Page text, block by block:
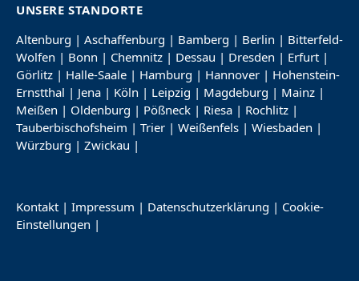
UNSERE STANDORTE
Altenburg | Aschaffenburg | Bamberg | Berlin | Bitterfeld-
Wolfen | Bonn | Chemnitz | Dessau | Dresden | Erfurt |
Görlitz | Halle-Saale | Hamburg | Hannover | Hohenstein-
Ernstthal | Jena | Köln | Leipzig | Magdeburg | Mainz |
Meißen | Oldenburg | Pößneck | Riesa | Rochlitz |
Tauberbischofsheim | Trier | Weißenfels | Wiesbaden |
Würzburg | Zwickau |
Kontakt | Impressum | Datenschutzerklärung | Cookie-
Einstellungen |